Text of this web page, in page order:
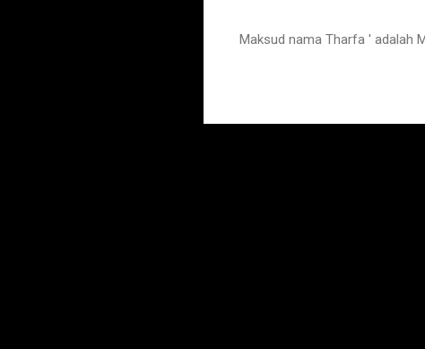
Maksud nama Tharfa ' adalah